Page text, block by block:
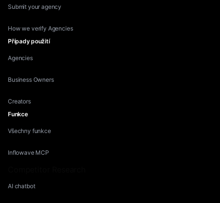
Submit your agency
How we verify Agencies
Případy použití
Agencies
Business Owners
Creators
Funkce
Všechny funkce
Inflowave MCP
AI chatbot